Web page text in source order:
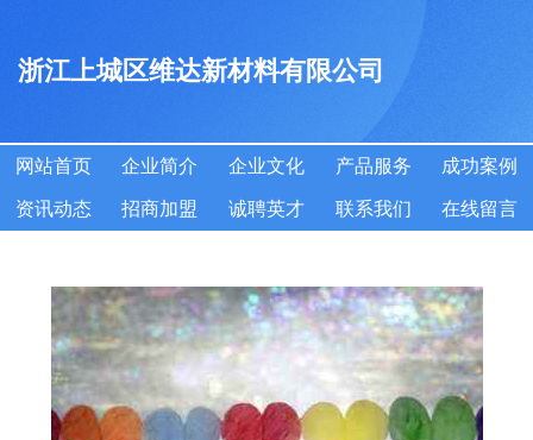
浙江上城区维达新材料有限公司
网站首页 企业简介 企业文化 产品服务 成功案例
资讯动态 招商加盟 诚聘英才 联系我们 在线留言